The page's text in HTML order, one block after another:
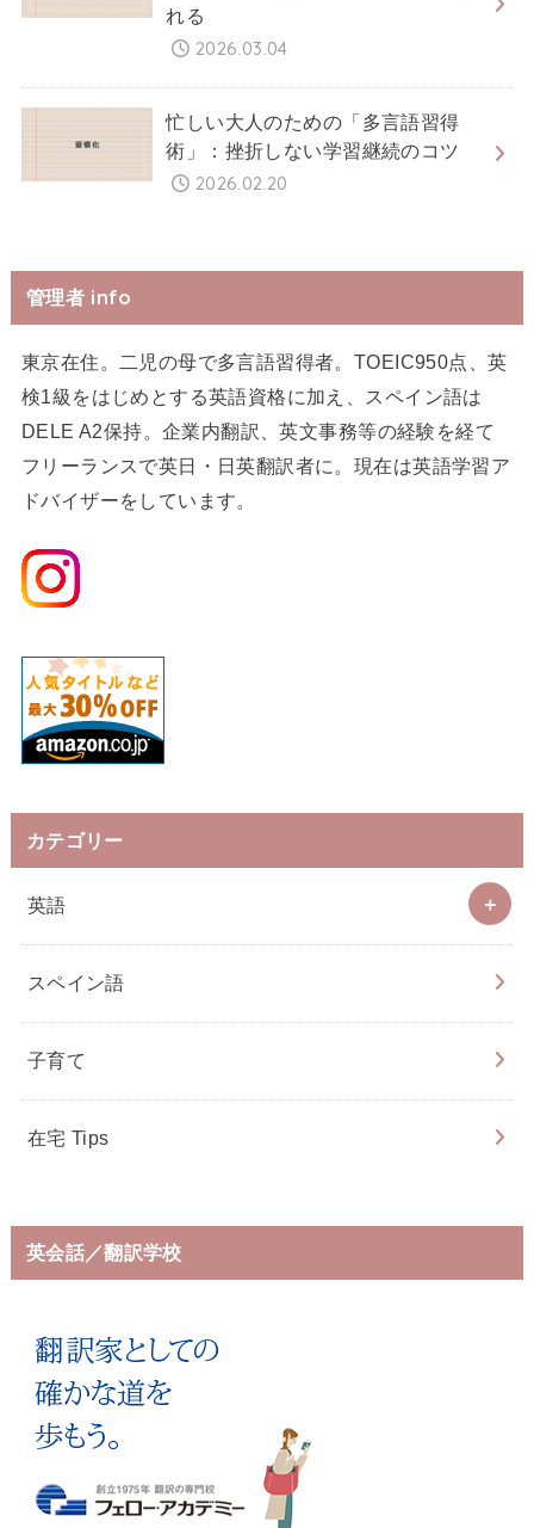
れる
2026.03.04
忙しい大人のための「多言語習得
術」：挫折しない学習継続のコツ
2026.02.20
管理者 info
東京在住。二児の母で多言語習得者。TOEIC950点、英
検1級をはじめとする英語資格に加え、スペイン語は
DELE A2保持。企業内翻訳、英文事務等の経験を経て
フリーランスで英日・日英翻訳者に。現在は英語学習ア
ドバイザーをしています。
カテゴリー
英語
スペイン語
子育て
在宅 Tips
英会話／翻訳学校